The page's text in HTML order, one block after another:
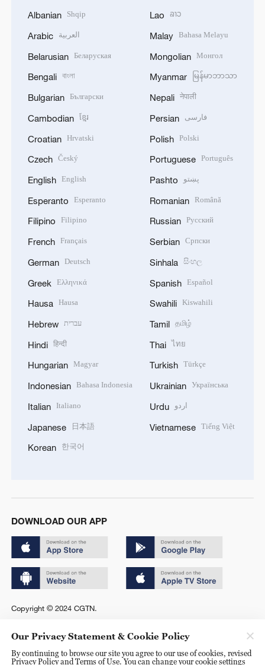
Albanian Shqip
Arabic العربية
Belarusian Беларуская
Bengali বাংলা
Bulgarian Български
Cambodian ខ្មែរ
Croatian Hrvatski
Czech Český
English English
Esperanto Esperanto
Filipino Filipino
French Français
German Deutsch
Greek Ελληνικά
Hausa Hausa
Hebrew עברית
Hindi हिन्दी
Hungarian Magyar
Indonesian Bahasa Indonesia
Italian Italiano
Japanese 日本語
Korean 한국어
Lao ລາວ
Malay Bahasa Melayu
Mongolian Монгол
Myanmar မြန်မာဘာသာ
Nepali नेपाली
Persian فارسی
Polish Polski
Portuguese Português
Pashto پښتو
Romanian Română
Russian Русский
Serbian Српски
Sinhala සිංහල
Spanish Español
Swahili Kiswahili
Tamil தமிழ்
Thai ไทย
Turkish Türkçe
Ukrainian Українська
Urdu اردو
Vietnamese Tiếng Việt
DOWNLOAD OUR APP
Copyright © 2024 CGTN.
Our Privacy Statement & Cookie Policy
By continuing to browse our site you agree to our use of cookies, revised
Privacy Policy and Terms of Use. You can change your cookie settings